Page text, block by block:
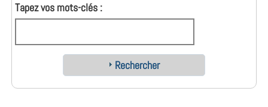
Tapez vos mots-clés :
Rechercher